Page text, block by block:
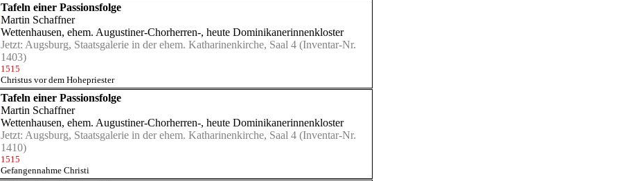
Tafeln einer Passionsfolge
Martin Schaffner
Wettenhausen, ehem. Augustiner-Chorherren-, heute Dominikanerinnenkloster
Jetzt: Augsburg, Staatsgalerie in der ehem. Katharinenkirche, Saal 4 (Inventar-Nr.
1403)
1515
Christus vor dem Hohepriester
Tafeln einer Passionsfolge
Martin Schaffner
Wettenhausen, ehem. Augustiner-Chorherren-, heute Dominikanerinnenkloster
Jetzt: Augsburg, Staatsgalerie in der ehem. Katharinenkirche, Saal 4 (Inventar-Nr.
1410)
1515
Gefangennahme Christi